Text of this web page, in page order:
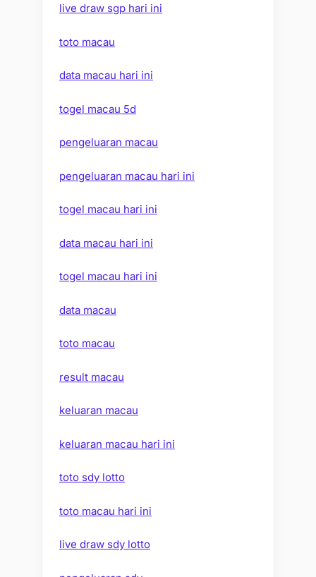
live draw sgp hari ini
toto macau
data macau hari ini
togel macau 5d
pengeluaran macau
pengeluaran macau hari ini
togel macau hari ini
data macau hari ini
togel macau hari ini
data macau
toto macau
result macau
keluaran macau
keluaran macau hari ini
toto sdy lotto
toto macau hari ini
live draw sdy lotto